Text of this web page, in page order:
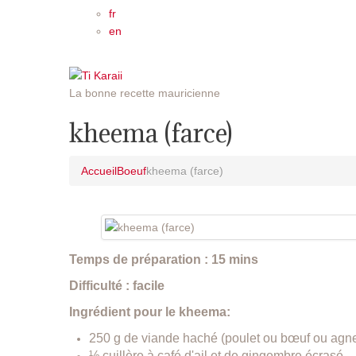
fr
en
La bonne recette mauricienne
kheema (farce)
AccueilBoeufkheema (farce)
Temps de préparation : 15 mins
Difficulté : facile
Ingrédient pour le kheema:
250 g de viande haché (poulet ou bœuf ou